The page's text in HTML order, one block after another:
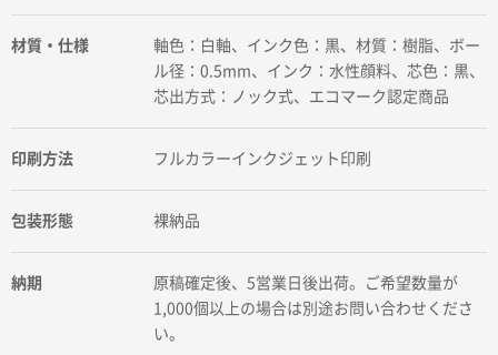
材質・仕様
軸色：白軸、インク色：黒、材質：樹脂、ボー
ル径：0.5mm、インク：水性顔料、芯色：黒、
芯出方式：ノック式、エコマーク認定商品
印刷方法 フルカラーインクジェット印刷
包装形態 裸納品
納期
原稿確定後、5営業日後出荷。ご希望数量が
1,000個以上の場合は別途お問い合わせくださ
い。